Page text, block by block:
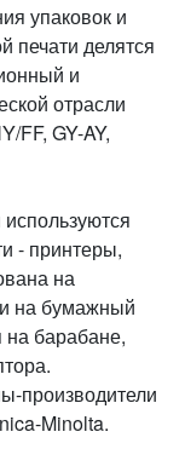
упаковок и
печати делятся
и
отрасли
FF, GY-AY,
- принтеры,
на
на бумажный
барабане,
производители
Minolta.